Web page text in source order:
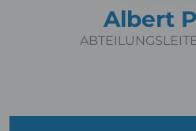
Albert